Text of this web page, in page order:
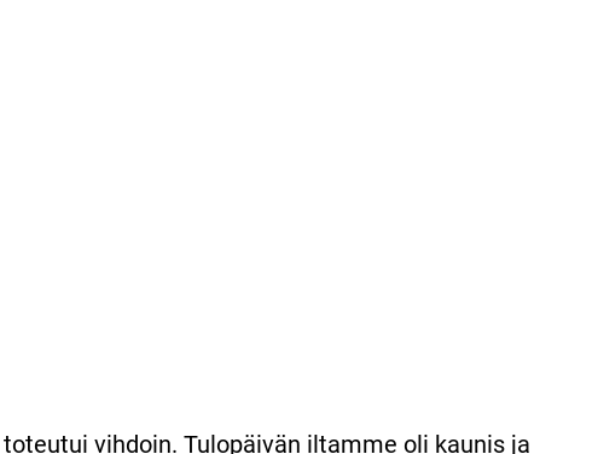
vihdoin. Tulopäivän iltamme oli kaunis ja